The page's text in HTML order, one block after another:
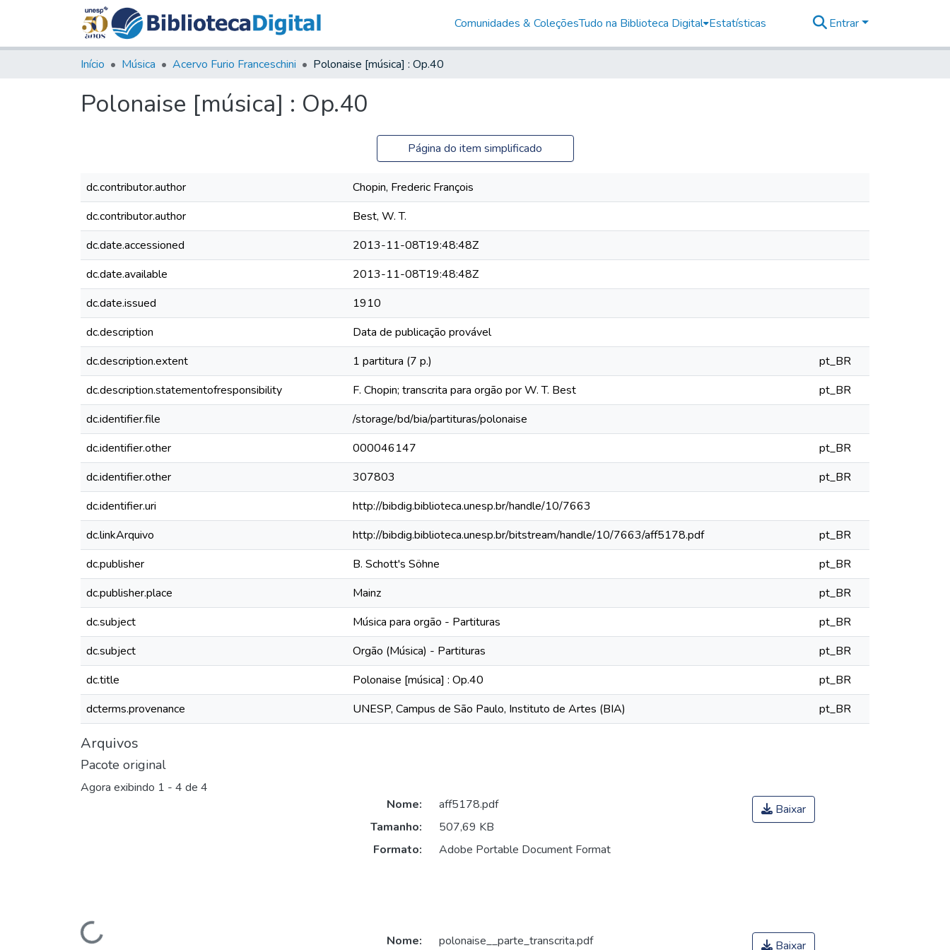
Comunidades & ColeçõesTudo na Biblioteca Digital Estatísticas Entrar
Início Música Acervo Furio Franceschini Polonaise [música] : Op.40
Polonaise [música] : Op.40
Página do item simplificado
dc.contributor.author
Chopin, Frederic François
dc.contributor.author
Best, W. T.
dc.date.accessioned
2013-11-08T19:48:48Z
dc.date.available
2013-11-08T19:48:48Z
dc.date.issued
1910
dc.description
Data de publicação provável
dc.description.extent
1 partitura (7 p.)
pt_BR
dc.description.statementofresponsibility
F. Chopin; transcrita para orgão por W. T. Best
pt_BR
dc.identifier.file
/storage/bd/bia/partituras/polonaise
dc.identifier.other
000046147
pt_BR
dc.identifier.other
307803
pt_BR
dc.identifier.uri
http://bibdig.biblioteca.unesp.br/handle/10/7663
dc.linkArquivo
http://bibdig.biblioteca.unesp.br/bitstream/handle/10/7663/aff5178.pdf
pt_BR
dc.publisher
B. Schott's Söhne
pt_BR
dc.publisher.place
Mainz
pt_BR
dc.subject
Música para orgão - Partituras
pt_BR
dc.subject
Orgão (Música) - Partituras
pt_BR
dc.title
Polonaise [música] : Op.40
pt_BR
dcterms.provenance
UNESP, Campus de São Paulo, Instituto de Artes (BIA) pt_BR
Arquivos
Pacote original
Agora exibindo 1 - 4 de 4
Nome:
aff5178.pdf
Tamanho:
507,69 KB
Formato:
Adobe Portable Document Format
Baixar
Nome:
polonaise__parte_transcrita.pdf
Baixar